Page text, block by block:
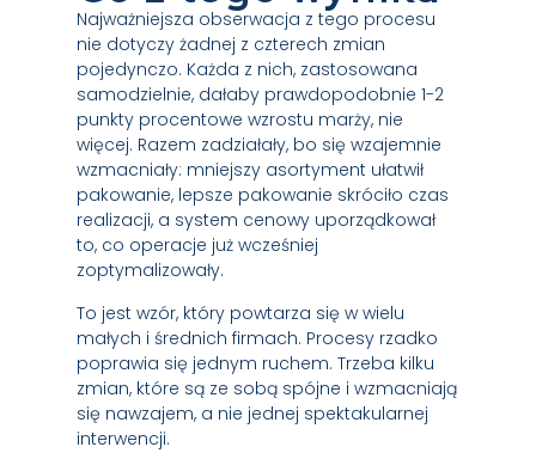
Najważniejsza obserwacja z tego procesu
nie dotyczy żadnej z czterech zmian
pojedynczo. Każda z nich, zastosowana
samodzielnie, dałaby prawdopodobnie 1-2
punkty procentowe wzrostu marży, nie
więcej. Razem zadziałały, bo się wzajemnie
wzmacniały: mniejszy asortyment ułatwił
pakowanie, lepsze pakowanie skróciło czas
realizacji, a system cenowy uporządkował
to, co operacje już wcześniej
zoptymalizowały.
To jest wzór, który powtarza się w wielu
małych i średnich firmach. Procesy rzadko
poprawia się jednym ruchem. Trzeba kilku
zmian, które są ze sobą spójne i wzmacniają
się nawzajem, a nie jednej spektakularnej
interwencji.